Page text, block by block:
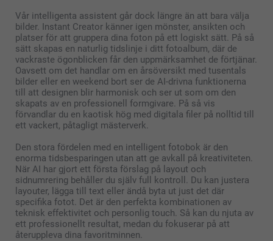
Vår intelligenta assistent går dock längre än att bara välja
bilder. Instant Creator känner igen mönster, ansikten och
platser för att gruppera dina foton på ett logiskt sätt. På så
sätt skapas en naturlig tidslinje i ditt fotoalbum, där de
vackraste ögonblicken får den uppmärksamhet de förtjänar.
Oavsett om det handlar om en årsöversikt med tusentals
bilder eller en weekend bort ser de AI-drivna funktionerna
till att designen blir harmonisk och ser ut som om den
skapats av en professionell formgivare. På så vis
förvandlar du en kaotisk hög med digitala filer på nolltid till
ett vackert, påtagligt mästerverk.
Den stora fördelen med en intelligent fotobok är den
enorma tidsbesparingen utan att ge avkall på kreativiteten.
När AI har gjort ett första förslag på layout och
sidnumrering behåller du själv full kontroll. Du kan justera
layouter, lägga till text eller ändå byta ut just det där
specifika fotot. Det är den perfekta kombinationen av
teknisk effektivitet och personlig touch. Så kan du njuta av
ett professionellt resultat, medan du fokuserar på att
återuppleva dina favoritminnen.